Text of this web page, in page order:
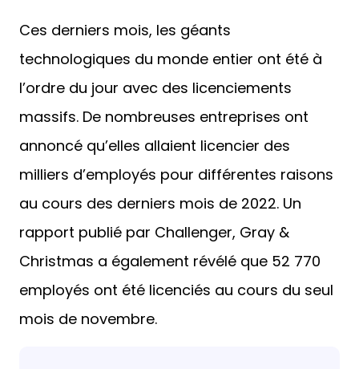
Ces derniers mois, les géants
technologiques du monde entier ont été à
l’ordre du jour avec des licenciements
massifs. De nombreuses entreprises ont
annoncé qu’elles allaient licencier des
milliers d’employés pour différentes raisons
au cours des derniers mois de 2022. Un
rapport publié par Challenger, Gray &
Christmas a également révélé que 52 770
employés ont été licenciés au cours du seul
mois de novembre.